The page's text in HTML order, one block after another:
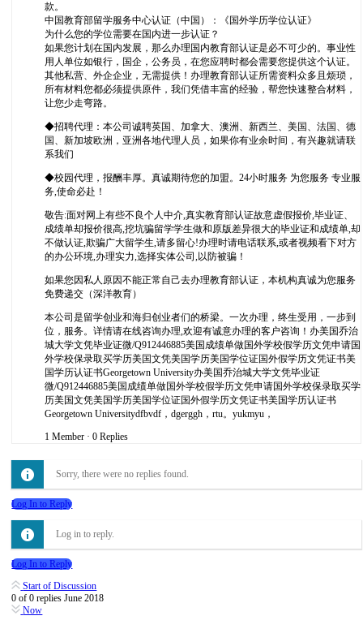
款。
中国教育部留学服务中心认证（中国）：《国外学历学位认证》
为什么您的学位需要在国内进一步认证？
如果您计划在国内发展，那么办理国内教育部认证是必不可少的。事业性
用人单位如银行，国企，公务员，在您应聘时都会需要您提供这个认证。
其他私营、外企企业，无需提供！办理教育部认证所需资料众多且烦琐，
所有材料您都必须提供原件，我们凭借丰富的经验，帮您快速整合材料，
让您少走弯路。
◆招聘代理：本公司诚聘英国、加拿大、澳洲、新西兰、美国、法国、德
国、新加坡欧洲，亚洲各地代理人员，如果你有业余时间，有兴趣就请联
系我们
◆校园代理，报酬丰厚。真诚期待您的加盟。24小时服务 为您服务 专业服
务,使命必赴！
敬告:面对网上有些不良个人中介,真实教育部认证故意虚假报价,毕业证、
成绩单却报价很高,挖坑骗留学学生做和原版差异很大的毕业证和成绩单,却
不做认证,欺骗广大留学生,请多留心!办理时请电话联系,或者视频看下对方
的办公环境,办理实力,选择实体公司,以防被骗！
如果您因私人原因不能正常自己去办理教育部认证，本机构真诚为您服务
免费递交（深洋教育）
本公司是留学创业和海归创业者们的桥梁。一次办理，终生受用，一步到
位，服务。详情请在线咨询办理,欢迎有诚意办理的客户咨询！办美国乔治
城大学文凭毕业证微/Q912446885美国成绩单做国外学校假学历文凭申请国
外学校保录取买学历美国文凭美国学历美国学位证国外假学历文凭证书美
国学历认证书Georgetown University办美国乔治城大学文凭毕业证
微/Q912446885美国成绩单做国外学校假学历文凭申请国外学校保录取买学
历美国文凭美国学历美国学位证国外假学历文凭证书美国学历认证书
Georgetown Universitydfbvdf，dgerggh，rtu。yukmyu，
1 Member · 0 Replies
Sorry, there were no replies found.
Log In to Reply
Log in to reply.
Log In to Reply
Start of Discussion
0 of0 repliesJune 2018
Now